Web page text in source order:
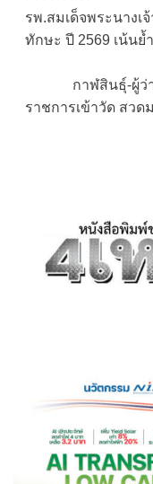
รพ.สมเด็จพระนางเ
ทักษะ ปี 2569 เน้นย้
กาฬสินธุ์-ผู้
ราชการเข้าวัด สว